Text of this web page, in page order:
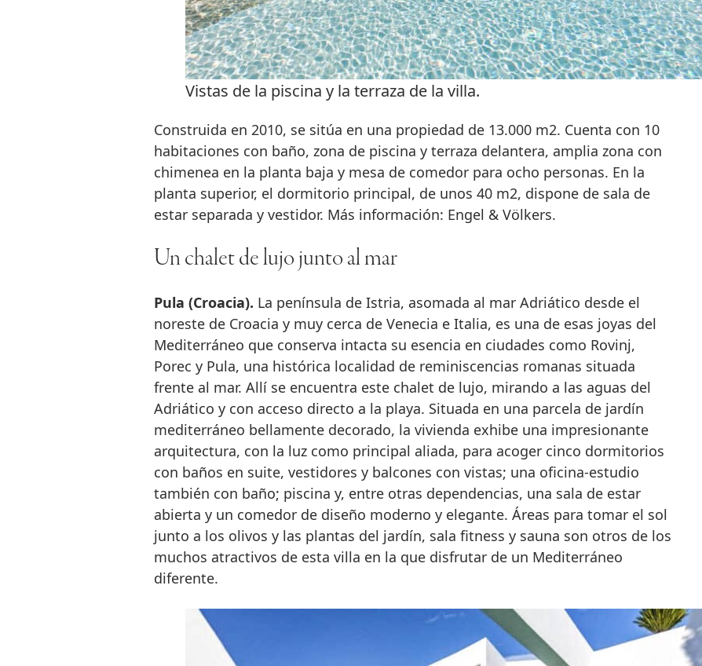
Vistas de la piscina y la terraza de la villa.
Construida en 2010, se sitúa en una propiedad de 13.000 m2. Cuenta con 10
habitaciones con baño, zona de piscina y terraza delantera, amplia zona con
chimenea en la planta baja y mesa de comedor para ocho personas. En la
planta superior, el dormitorio principal, de unos 40 m2, dispone de sala de
estar separada y vestidor. Más información: Engel & Völkers.
Un chalet de lujo junto al mar
Pula (Croacia). La península de Istria, asomada al mar Adriático desde el
noreste de Croacia y muy cerca de Venecia e Italia, es una de esas joyas del
Mediterráneo que conserva intacta su esencia en ciudades como Rovinj,
Porec y Pula, una histórica localidad de reminiscencias romanas situada
frente al mar. Allí se encuentra este chalet de lujo, mirando a las aguas del
Adriático y con acceso directo a la playa. Situada en una parcela de jardín
mediterráneo bellamente decorado, la vivienda exhibe una impresionante
arquitectura, con la luz como principal aliada, para acoger cinco dormitorios
con baños en suite, vestidores y balcones con vistas; una oficina-estudio
también con baño; piscina y, entre otras dependencias, una sala de estar
abierta y un comedor de diseño moderno y elegante. Áreas para tomar el sol
junto a los olivos y las plantas del jardín, sala fitness y sauna son otros de los
muchos atractivos de esta villa en la que disfrutar de un Mediterráneo
diferente.